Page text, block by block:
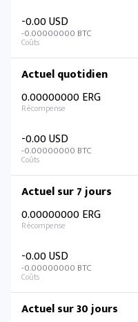
-0.00 USD
-0.00000000 BTC
Actuel quotidien
0.00000000 ERG
-0.00 USD
-0.00000000 BTC
Actuel sur 7 jours
0.00000000 ERG
-0.00 USD
-0.00000000 BTC
Actuel sur 30 jours